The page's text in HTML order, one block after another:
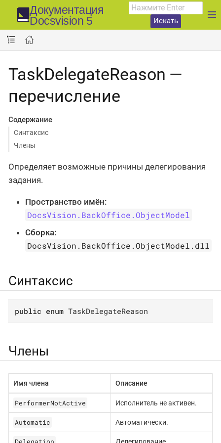
Документация
Docsvision 5
Искать
TaskDelegateReason —
перечисление
Содержание
Синтаксис
Члены
Определяет возможные причины делегирования
задания.
Пространство имён:
DocsVision.BackOffice.ObjectModel
Сборка:
DocsVision.BackOffice.ObjectModel.dll
Синтаксис
public enum TaskDelegateReason
Члены
Имя члена Описание
PerformerNotActive Исполнитель не активен.
Automatic Автоматически.